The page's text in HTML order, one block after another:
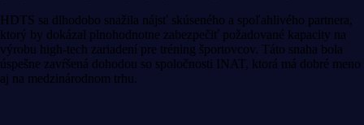
HDTS sa dlhodobo snažila nájsť skúseného a spoľahlivého partnera,
ktorý by dokázal plnohodnotne zabezpečiť požadované kapacity na
výrobu high-tech zariadení pre tréning športovcov. Táto snaha bola
úspešne zavŕšená dohodou so spoločnosti INAT, ktorá má dobré meno
aj na medzinárodnom trhu.